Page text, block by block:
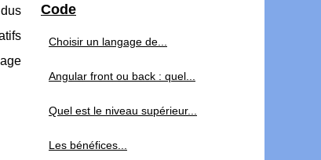
Code
Choisir un langage de...
Angular front ou back : quel...
Quel est le niveau supérieur...
Les bénéfices...